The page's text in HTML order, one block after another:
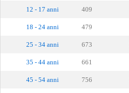
12 - 17 anni 409
18 - 24 anni 479
25 - 34 anni 673
35 - 44 anni 661
45 - 54 anni 756